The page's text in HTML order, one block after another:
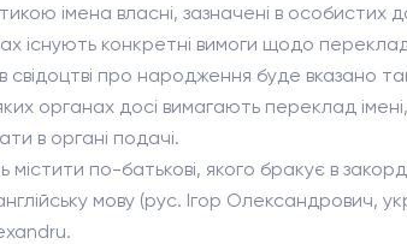
імена власні, зазначені в
існують конкретні вимоги щодо
свідоцтві про народження буде
органах досі вимагають переклад
в органі подачі.
по-батькові, якого бракує в
мову (рус. Ігор Олександрович,